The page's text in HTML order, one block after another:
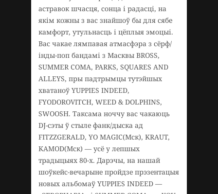
астравок шчасця, сонца і радасці, на
якім кожны з вас знайшоў бы для сябе
камфорт, утульнасць і цёплыя эмоцыі.
Вас чакае лямпавая атмасфэра з сёрф/
інды-поп бандамі з Масквы BROSS,
SUMMER COMA, PARKS, SQUARES AND
ALLEYS, пры падтрымцы тутэйшых
хватаноў YUPPIES INDEED,
FYODOROVITCH, WEED & DOLPHINS,
SWOOSH. Таксама ноччу вас чакаюць
DJ-сэты ў стыле фанк/дыска ад
FITZZGERALD, YO MAGIC(Мск), KRAUT,
KAMOD(Мск) — усё у лепшых
традыцыях 80-х. Дарэчы, на нашай
шоўкейс-вечарыне пройдзе прэзентацыя
новых альбомаў YUPPIES INDEED —